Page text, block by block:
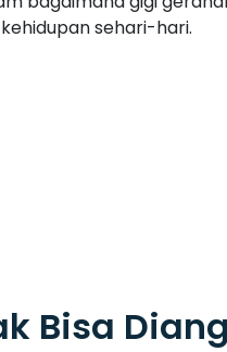
sehari-hari.
Bisa